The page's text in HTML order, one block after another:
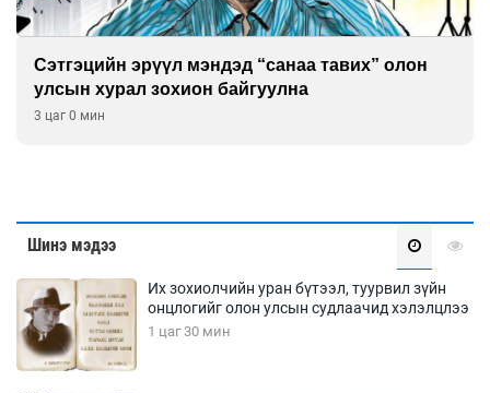
Сэтгэцийн эрүүл мэндэд “санаа тавих” олон
улсын хурал зохион байгуулна
3 цаг 0 мин
Шинэ мэдээ
Их зохиолчийн уран бүтээл, туурвил зүйн
онцлогийг олон улсын судлаачид хэлэлцлээ
1 цаг 30 мин